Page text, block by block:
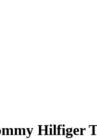
Hilfiger